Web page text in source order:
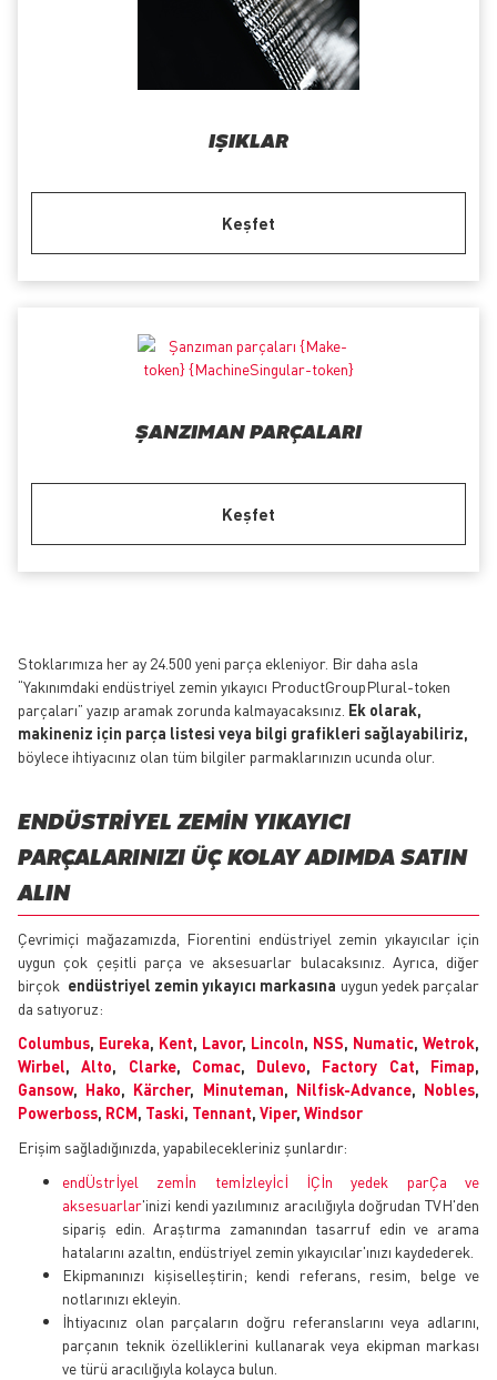
IŞIKLAR
Keşfet
ŞANZIMAN PARÇALARI
Keşfet
Stoklarımıza her ay 24.500 yeni parça ekleniyor. Bir daha asla
“Yakınımdaki endüstriyel zemin yıkayıcı ProductGroupPlural-token
parçaları” yazıp aramak zorunda kalmayacaksınız. Ek olarak,
makineniz için parça listesi veya bilgi grafikleri sağlayabiliriz,
böylece ihtiyacınız olan tüm bilgiler parmaklarınızın ucunda olur.
ENDÜSTRIYEL ZEMIN YIKAYICI
PARÇALARINIZI ÜÇ KOLAY ADIMDA SATIN
ALIN
Çevrimiçi mağazamızda, Fiorentini endüstriyel zemin yıkayıcılar için
uygun çok çeşitli parça ve aksesuarlar bulacaksınız. Ayrıca, diğer
birçok endüstriyel zemin yıkayıcı markasına uygun yedek parçalar
da satıyoruz:
Columbus, Eureka, Kent, Lavor, Lincoln, NSS, Numatic, Wetrok,
Wirbel,Alto, Clarke, Comac, Dulevo, Factory Cat, Fimap,
Gansow, Hako, Kärcher, Minuteman, Nilfisk-Advance, Nobles,
Powerboss, RCM, Taski, Tennant, Viper, Windsor
Erişim sağladığınızda, yapabilecekleriniz şunlardır:
endÜstrİyel zemİn temİzleyİcİ İÇİn yedek parÇa ve
aksesuarlar'inizi kendi yazılımınız aracılığıyla doğrudan TVH'den
sipariş edin. Araştırma zamanından tasarruf edin ve arama
hatalarını azaltın, endüstriyel zemin yıkayıcılar'ınızı kaydederek.
Ekipmanınızı kişiselleştirin; kendi referans, resim, belge ve
notlarınızı ekleyin.
İhtiyacınız olan parçaların doğru referanslarını veya adlarını,
parçanın teknik özelliklerini kullanarak veya ekipman markası
ve türü aracılığıyla kolayca bulun.